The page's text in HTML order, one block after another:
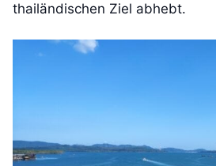
thailändischen Ziel abhebt.